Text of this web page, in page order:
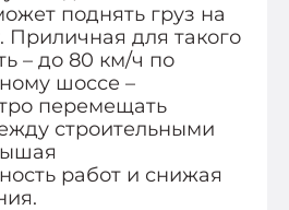
поднять груз на
Приличная для такого
– до 80 км/ч по
шоссе –
перемещать
строительными
работ и снижая